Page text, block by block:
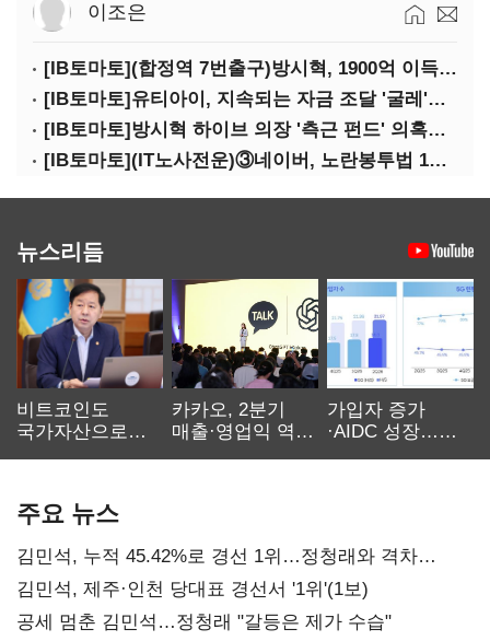
이조은
[IB토마토](합정역 7번출구)방시혁, 1900억 이득 논란…하이브 상장 진실은?
[IB토마토]유티아이, 지속되는 자금 조달 '굴레'…부채 리스크 고조
[IB토마토]방시혁 하이브 의장 '측근 펀드' 의혹…실상은 해외 투자 무산
[IB토마토](IT노사전운)③네이버, 노란봉투법 1호 되나…관건은 '진짜 주인'
뉴스리듬
비트코인도
국가자산으로…'
카카오, 2분기
매출·영업익 역대
가입자 증가
·AIDC 성장…
주요 뉴스
김민석, 누적 45.42%로 경선 1위…정청래와 격차
0.86%p(2보)
김민석, 제주·인천 당대표 경선서 '1위'(1보)
공세 멈춘 김민석…정청래 "갈등은 제가 수습"